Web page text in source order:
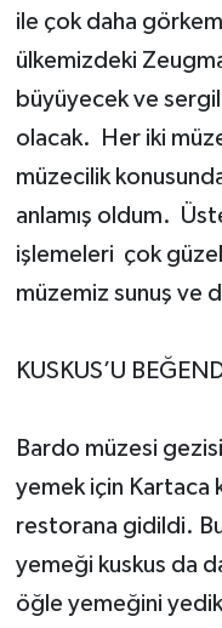
ile çok daha
ülkemizdeki
büyüyecek ve
olacak. Her iki
müzecilik
anlamış oldum.
işlemeleri çok
müzemiz sunuş ve
KUSKUS’U
Bardo müzesi
yemek için Kartaca
restorana gidildi.
yemeği kuskus da
öğle yemeğini